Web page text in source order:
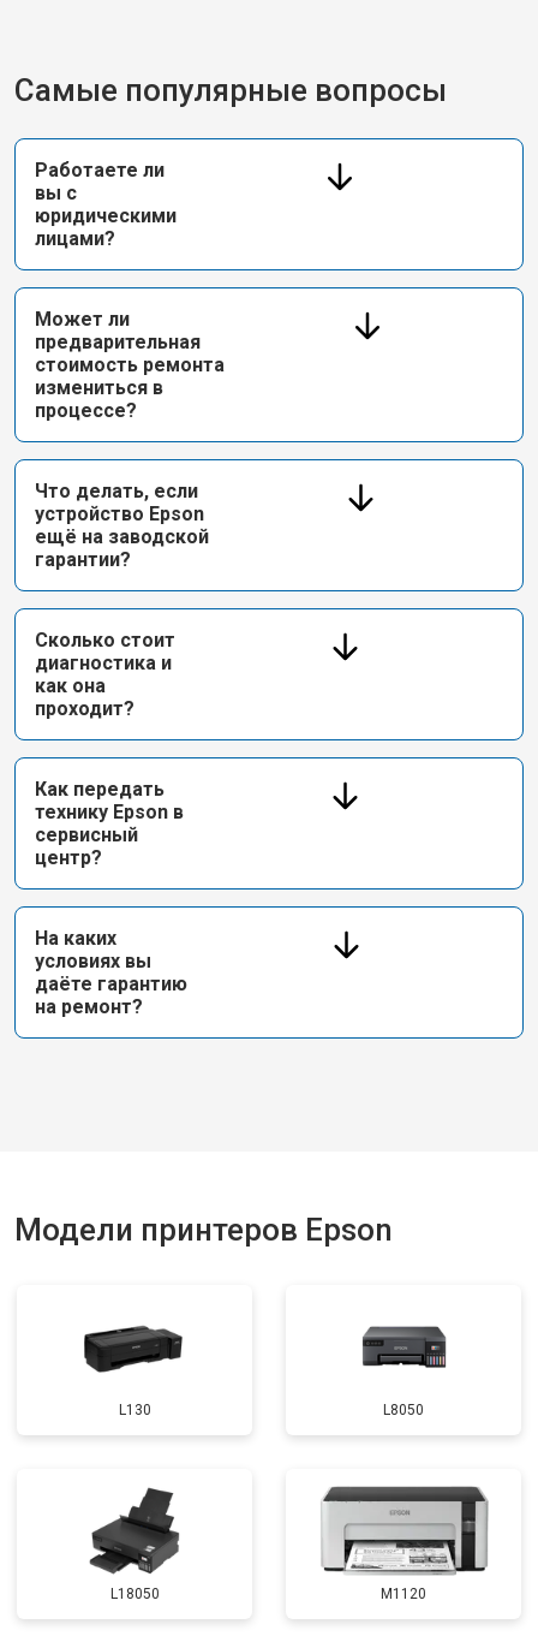
Самые популярные вопросы
Работаете ли
вы с
юридическими
лицами?
Может ли
предварительная
стоимость ремонта
измениться в
процессе?
Что делать, если
устройство Epson
ещё на заводской
гарантии?
Сколько стоит
диагностика и
как она
проходит?
Как передать
технику Epson в
сервисный
центр?
На каких
условиях вы
даёте гарантию
на ремонт?
Модели принтеров Epson
L130 L8050
L18050 M1120